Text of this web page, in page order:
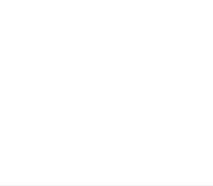
을 이용할 수 있도록 합니다. 추가
않고도 개별 회사 주식의 가격 변동
의 예상 미래 가치를 기반으로 한
품과 채권 또는 금리와 같은 금융 상
시장 또는 부문의 대표적인 주식
여 특정 주식 그룹의 시장 움직임을
써 ABX TRADE 고객의 다양한 거